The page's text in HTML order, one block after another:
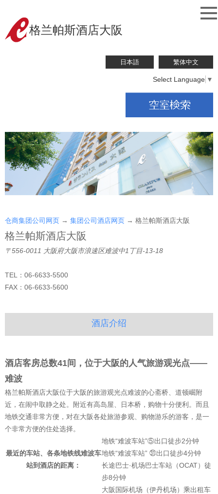
格兰帕斯酒店大阪
日本語 繁体中文
Select Language ▼
仓商集团公司网页 → 集团公司酒店网页 → 格兰帕斯酒店大阪
格兰帕斯酒店大阪
〒556-0011 大阪府大阪市浪速区难波中1丁目-13-18
TEL：06-6633-5500
FAX：06-6633-5600
酒店介绍
酒店客房总数41间，位于大阪的人气旅游观光点——
难波
格兰帕斯酒店大阪位于大阪的旅游观光点难波的心斋桥、道顿崛附
近，在闹中取静之处。附近有高岛屋、日本桥，购物十分便利。而且
地铁交通非常方便，对在大阪各处旅游参观、购物游乐的游客，是一
个非常方便的住处选择。
最近的车站、各条地铁线难波车
站到酒店的距离：
地铁“难波车站”⑤出口徒步2分钟
地铁“难波车站” ㉛出口徒步4分钟
长途巴士·机场巴士车站（OCAT）徒
步8分钟
大阪国际机场（伊丹机场）乘出租车